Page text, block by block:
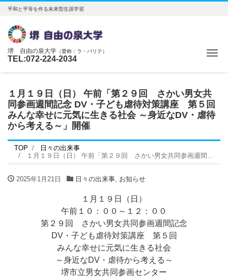
平和と平等を作る未来型生涯学習
堺 自由の泉大学 （愛称：ラ・パリテ）
TEL:072-224-2034
１月１９日（日） 午前「第２９回 さかい男女共
同参画週間記念 DV・子ども虐待対策講座 第５回
みんな幸せに元気に生きる社会 ～身近なDV・虐待
から考える～」開催
TOP
日々の出来事
１月１９日（日） 午前「第２９回 さかい男女共同参画週間記念 DV・子ども虐待対策講座 第５回 みんな幸せに元気に生きる社会 ～身近なDV・虐待から考える～」開催
2025年1月21日 日々の出来事, お知らせ
１月１９日（日）
午前１０：００～１２：００
第２９回 さかい男女共同参画週間記念
DV・子ども虐待対策講座 第５回
みんな幸せに元気に生きる社会
～身近なDV・虐待から考える～
堺市立男女共同参画センター